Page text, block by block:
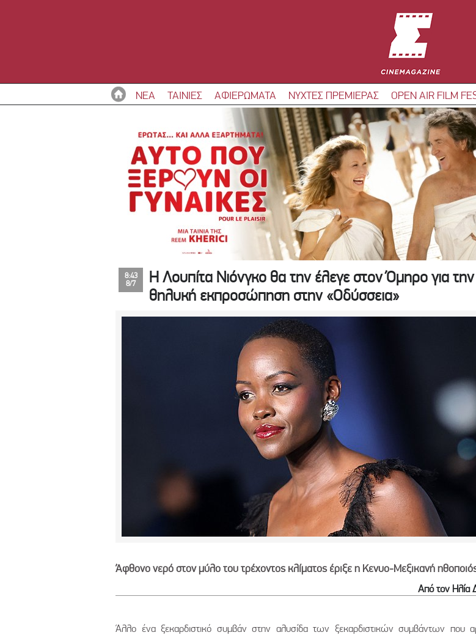
ΝΕΑ ΤΑΙΝΙΕΣ ΑΦΙΕΡΩΜΑΤΑ ΝΥΧΤΕΣ ΠΡΕΜΙΕΡΑΣ OPEN AIR FILM
8:43
8/7
Η Λουπίτα Νιόνγκο θα την έλεγε στον Όμηρο για την
θηλυκή εκπροσώπηση στην «Οδύσσεια»
Άφθονο νερό στον μύλο του τρέχοντος κλίματος έριξε η Κενυο-Μεξικανή
Από τον Ηλία
Άλλο ένα ξεκαρδιστικό συμβάν στην αλυσίδα των ξεκαρδιστικών συμβάντων που